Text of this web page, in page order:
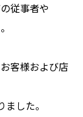
従事者や
客様および店
した。